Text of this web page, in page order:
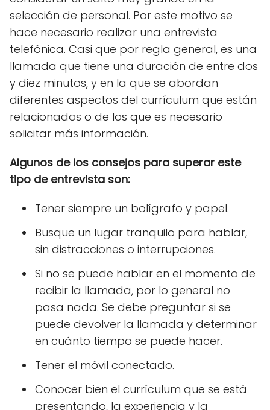
selección de personal. Por este motivo se
hace necesario realizar una entrevista
telefónica. Casi que por regla general, es una
llamada que tiene una duración de entre dos
y diez minutos, y en la que se abordan
diferentes aspectos del currículum que están
relacionados o de los que es necesario
solicitar más información.
Algunos de los consejos para superar este
tipo de entrevista son:
Tener siempre un bolígrafo y papel.
Busque un lugar tranquilo para hablar,
sin distracciones o interrupciones.
Si no se puede hablar en el momento de
recibir la llamada, por lo general no
pasa nada. Se debe preguntar si se
puede devolver la llamada y determinar
en cuánto tiempo se puede hacer.
Tener el móvil conectado.
Conocer bien el currículum que se está
presentando, la experiencia y la